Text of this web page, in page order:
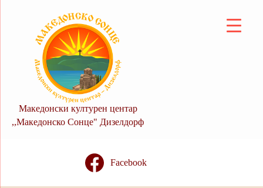
Македонски културен центар
,,Македонско Сонце" Дизелдорф
Facebook